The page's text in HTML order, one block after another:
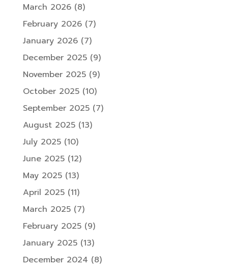
March 2026(8)
February 2026(7)
January 2026(7)
December 2025(9)
November 2025(9)
October 2025(10)
September 2025(7)
August 2025(13)
July 2025(10)
June 2025(12)
May 2025(13)
April 2025(11)
March 2025(7)
February 2025(9)
January 2025(13)
December 2024 (8)